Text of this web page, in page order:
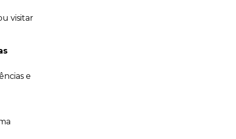
visitar
e